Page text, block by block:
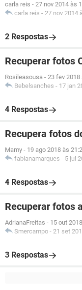
carla reis - 27 nov 2014 às
carla reis - 27 nov 2014
2 Respostas
Recuperar fotos
Rosileasousa - 23 fev 2018
Bebelsanches - 17 jan
4 Respostas
Recupera fotos
Mamy - 19 ago 2018 às
fabianamarques - 5 jul
4 Respostas
Recuperar fotos
AdrianaFreitas - 15 out
Smercampo - 21 set
3 Respostas